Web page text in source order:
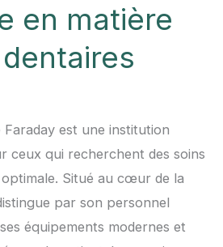
en matière
Faraday est une institution
ceux qui recherchent des soins
Situé au cœur de la
par son personnel
équipements modernes et